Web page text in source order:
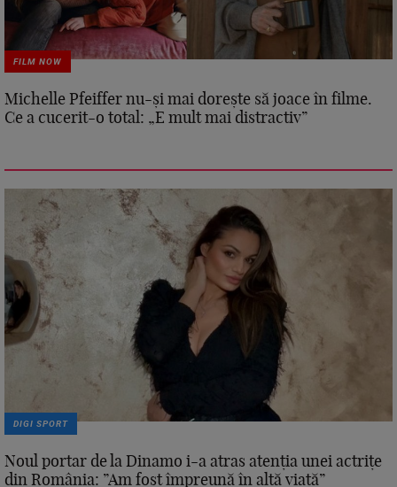
FILM NOW
Michelle Pfeiffer nu-și mai dorește să joace în filme.
Ce a cucerit-o total: „E mult mai distractiv”
DIGI SPORT
Noul portar de la Dinamo i-a atras atenția unei actrițe
din România: ”Am fost împreună în altă viață”